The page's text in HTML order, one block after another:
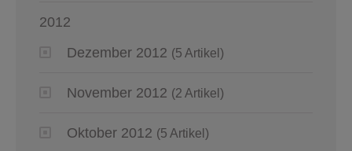
2012
Dezember 2012 (5 Artikel)
November 2012 (2 Artikel)
Oktober 2012 (5 Artikel)